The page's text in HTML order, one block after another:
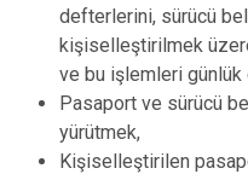
defterlerini, sürücü
kişiselleştirilmek
ve bu işlemleri günlük
Pasaport ve sürücü
yürütmek,
Kişiselleştirilen